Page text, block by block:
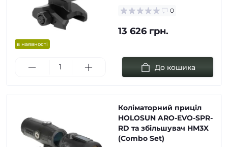
в наявності
0
13 626 грн.
До кошика
Коліматорний приціл
HOLOSUN ARO-EVO-SPR-
RD та збільшувач HM3X
(Combo Set)